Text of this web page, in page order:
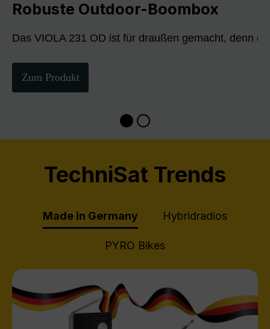
Robuste Outdoor-Boombox
Das VIOLA 231 OD ist für draußen gemacht, denn
Zum Produkt
TechniSat Trends
Made in Germany Hybridradios
PYRO Bikes